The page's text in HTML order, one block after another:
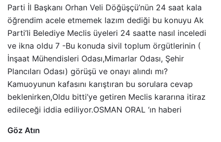
Parti İl Başkanı Orhan Veli Döğüşçü’nün 24 saat kala
öğrendim acele etmemek lazım dediği bu konuyu Ak
Parti’li Belediye Meclis üyeleri 24 saatte nasıl inceledi
ve ikna oldu 7 -Bu konuda sivil toplum örgütlerinin (
İnşaat Mühendisleri Odası,Mimarlar Odası, Şehir
Plancıları Odası) görüşü ve onayı alındı mı?
Kamuoyunun kafasını karıştıran bu sorulara cevap
beklenirken,Oldu bitti’ye getiren Meclis kararına itiraz
edileceği iddia ediliyor.OSMAN ORAL ‘ın haberi
Göz Atın